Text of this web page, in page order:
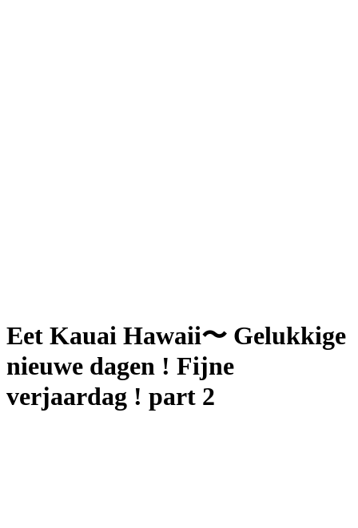
Eet Kauai Hawaii〜 Gelukkige
nieuwe dagen ! Fijne
verjaardag ! part 2